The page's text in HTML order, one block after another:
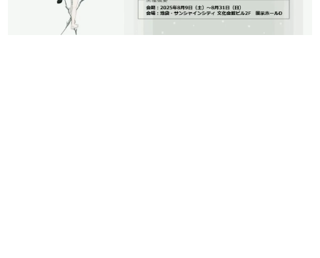
なんでゲームは面白い？
ゲーム開発者・hamatsu氏がゲームの魅力を画面や操作の
具体的な形から解き明かしていく、硬派で骨太な評論連載